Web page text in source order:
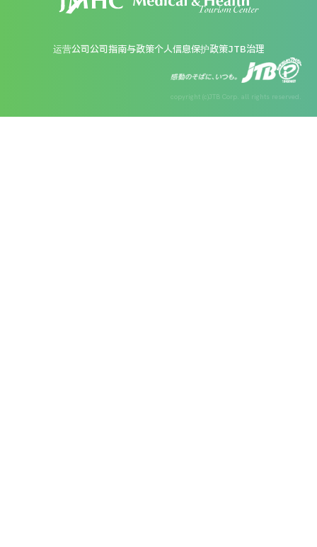
运营公司公司指南与政策个人信息保护政策JTB治理
copyright (c)JTB Corp. all rights reserved.